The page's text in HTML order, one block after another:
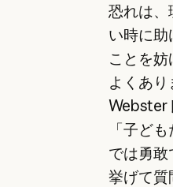
恐れは、
い時に助
ことを
よくあり
Webster
「子ど
では勇敢
挙げて質